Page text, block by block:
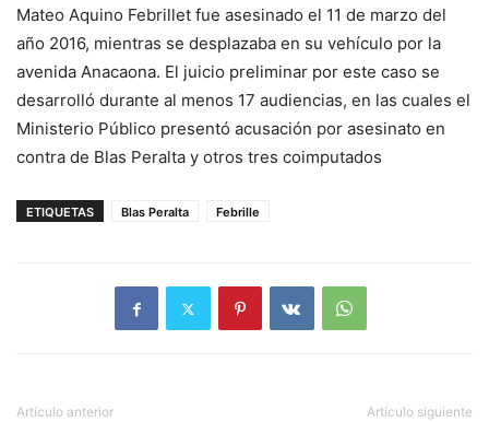
Mateo Aquino Febrillet fue asesinado el 11 de marzo del
año 2016, mientras se desplazaba en su vehículo por la
avenida Anacaona. El juicio preliminar por este caso se
desarrolló durante al menos 17 audiencias, en las cuales el
Ministerio Público presentó acusación por asesinato en
contra de Blas Peralta y otros tres coimputados
ETIQUETAS Blas Peralta Febrille
Artículo anterior Artículo siguiente